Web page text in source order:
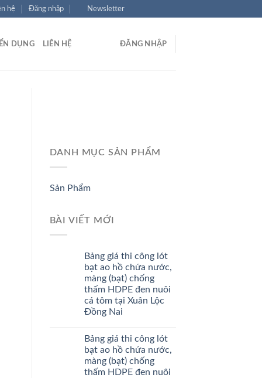
hệ Đăng nhập Newsletter
DỤNG LIÊN HỆ ĐĂNG NHẬP
DANH MỤC SẢN PHẨM
Sản Phẩm
BÀI VIẾT MỚI
Bảng giá thi công lót
bạt ao hồ chứa nước,
màng (bạt) chống
thấm HDPE đen nuôi
cá tôm tại Xuân Lộc
Đồng Nai
Bảng giá thi công lót
bạt ao hồ chứa nước,
màng (bạt) chống
thấm HDPE đen nuôi